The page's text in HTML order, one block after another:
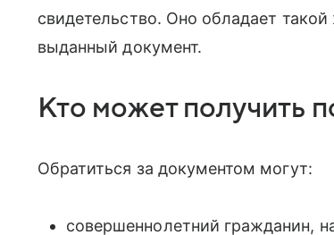
свидетельство. Оно обладает
выданный документ.
Кто может получить
Обратиться за документом могут:
совершеннолетний гражданин,